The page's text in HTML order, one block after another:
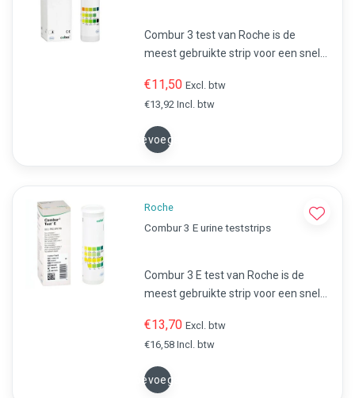
Combur 3 test van Roche is de
meest gebruikte strip voor een snelle
de urine testen op eiwitten, bloed en
PH.
€11,50 Excl. btw
€13,92 Incl. btw
Toevoegen
Roche
Combur 3 E urine teststrips
Combur 3 E test van Roche is de
meest gebruikte strip voor een snelle
de urine testen op eiwitten, bloed en
glucose.
€13,70 Excl. btw
€16,58 Incl. btw
Toevoegen